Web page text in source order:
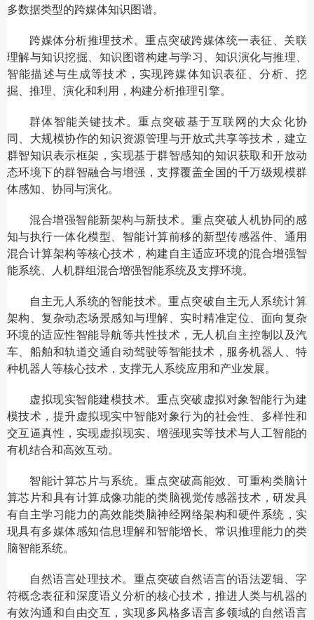
多数据类型的跨媒体知识图谱。
跨媒体分析推理技术。重点突破跨媒体统一表征、关联
理解与知识挖掘、知识图谱构建与学习、知识演化与推理、
智能描述与生成等技术，实现跨媒体知识表征、分析、挖
掘、推理、演化和利用，构建分析推理引擎。
群体智能关键技术。重点突破基于互联网的大众化协
同、大规模协作的知识资源管理与开放式共享等技术，建立
群智知识表示框架，实现基于群智感知的知识获取和开放动
态环境下的群智融合与增强，支撑覆盖全国的千万级规模群
体感知、协同与演化。
混合增强智能新架构与新技术。重点突破人机协同的感
知与执行一体化模型、智能计算前移的新型传感器件、通用
混合计算架构等核心技术，构建自主适应环境的混合增强智
能系统、人机群组混合增强智能系统及支撑环境。
自主无人系统的智能技术。重点突破自主无人系统计算
架构、复杂动态场景感知与理解、实时精准定位、面向复杂
环境的适应性智能导航等共性技术，无人机自主控制以及汽
车、船舶和轨道交通自动驾驶等智能技术，服务机器人、特
种机器人等核心技术，支撑无人系统应用和产业发展。
虚拟现实智能建模技术。重点突破虚拟对象智能行为建
模技术，提升虚拟现实中智能对象行为的社会性、多样性和
交互逼真性，实现虚拟现实、增强现实等技术与人工智能的
有机结合和高效互动。
智能计算芯片与系统。重点突破高能效、可重构类脑计
算芯片和具有计算成像功能的类脑视觉传感器技术，研发具
有自主学习能力的高效能类脑神经网络架构和硬件系统，实
现具有多媒体感知信息理解和智能增长、常识推理能力的类
脑智能系统。
自然语言处理技术。重点突破自然语言的语法逻辑、字
符概念表征和深度语义分析的核心技术，推进人类与机器的
有效沟通和自由交互，实现多风格多语言多领域的自然语言